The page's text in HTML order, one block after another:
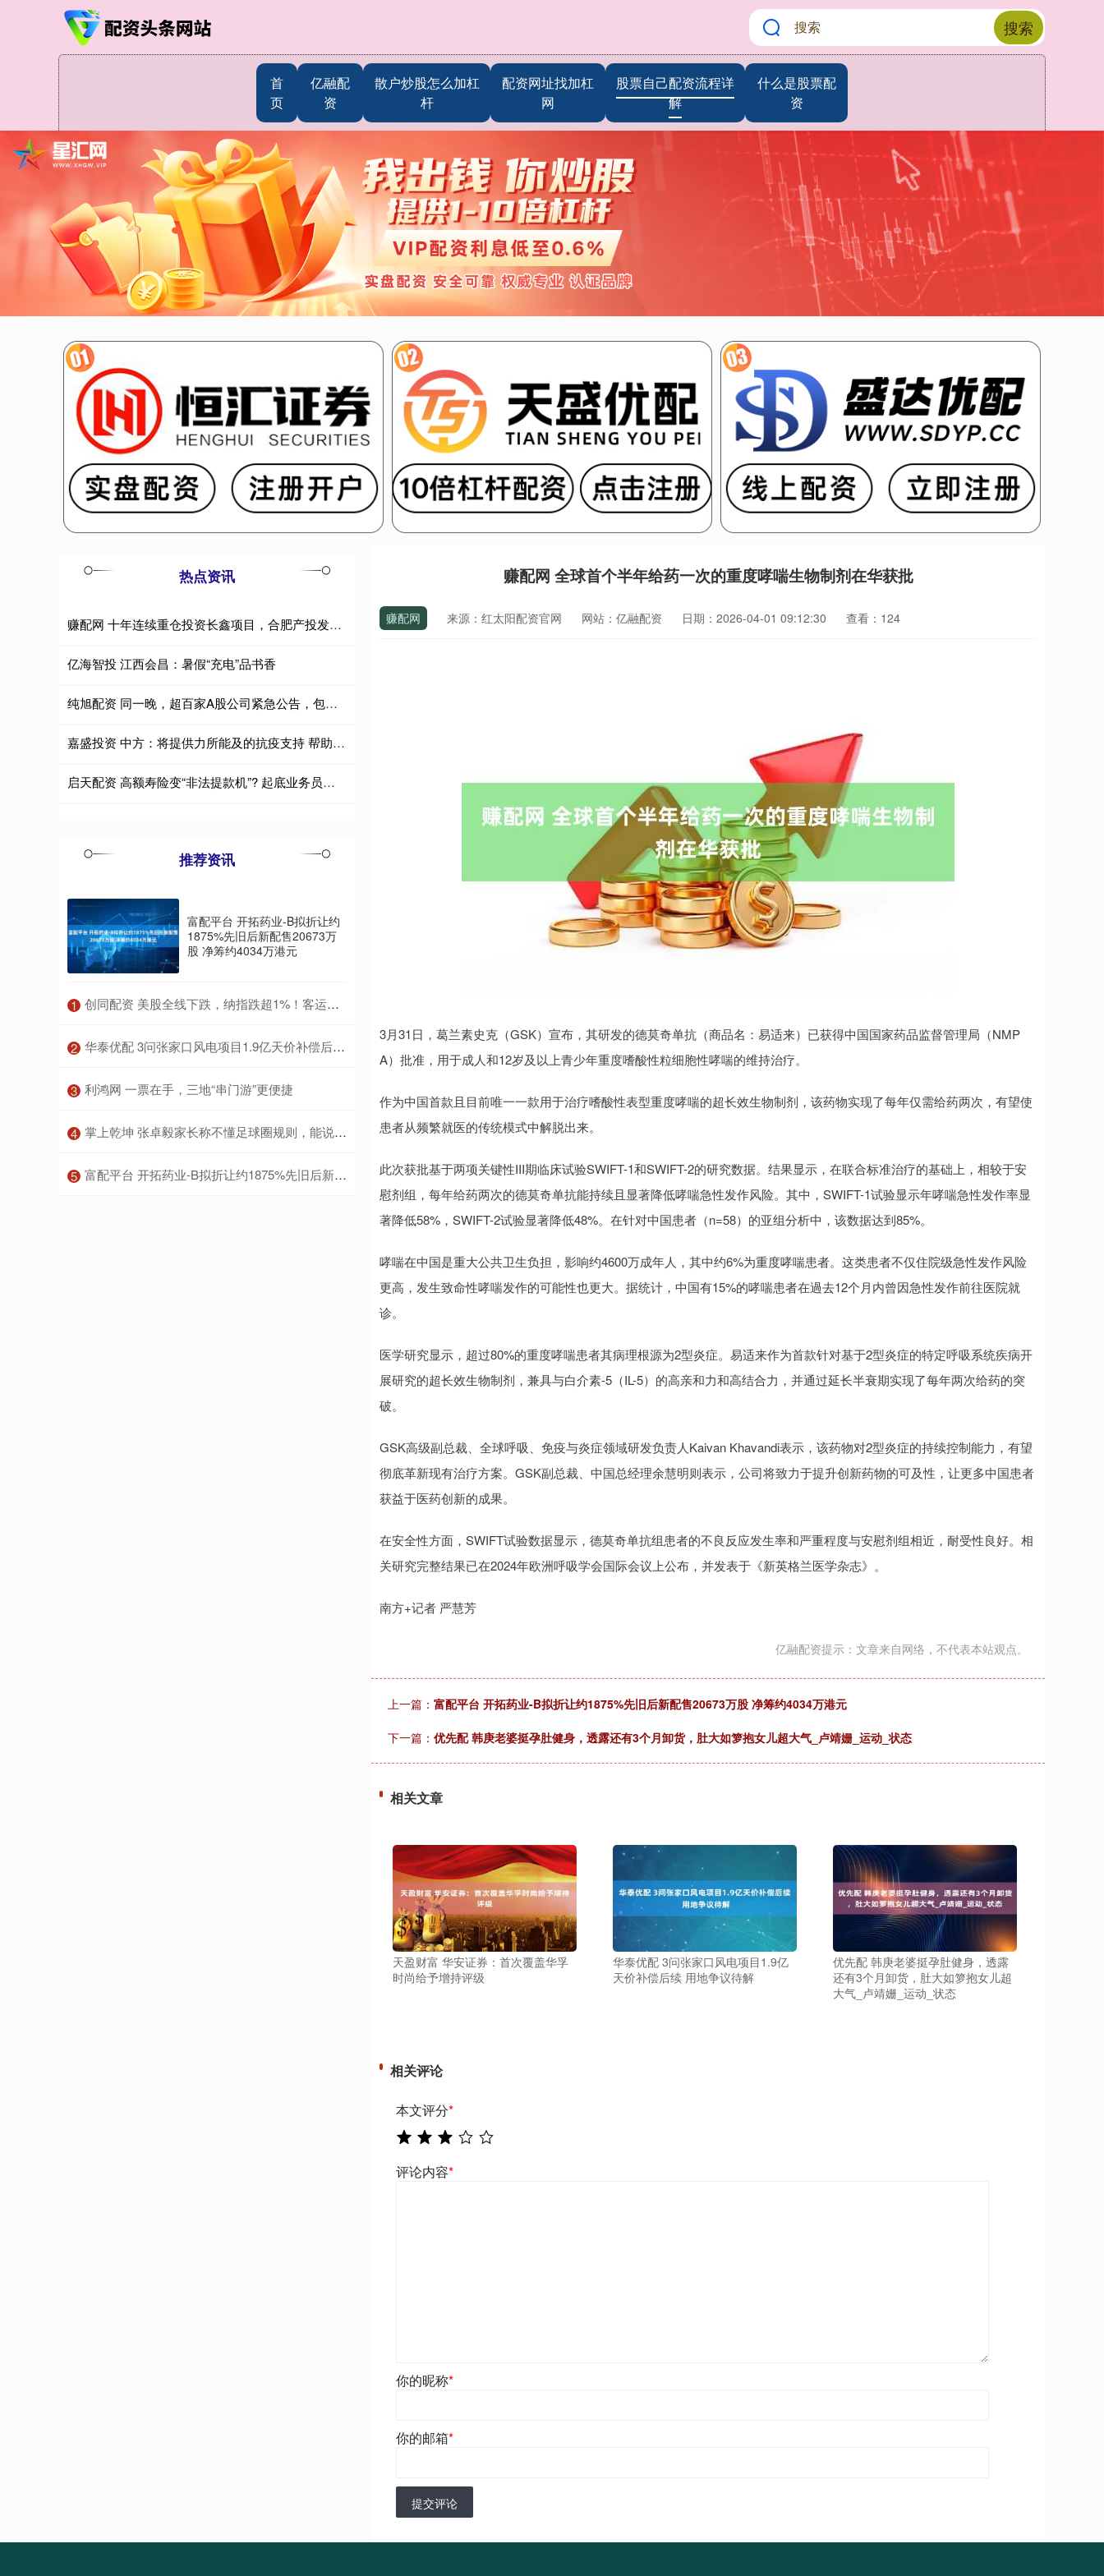
搜索
首
页
亿融配
资
散户炒股怎么加杠
杆
配资网址找加杠
网
股票自己配资流程详
解
什么是股票配
资
赚配网 全球首个半年给药一次的重度哮喘生物制剂在华获批
赚配网 来源：红太阳配资官网 网站：亿融配资 日期：2026-04-01 09:12:30 查看：124
3月31日，葛兰素史克（GSK）宣布，其研发的德莫奇单抗（商品名：易适来）已获得中国国家药品监督管理局（NMP
A）批准，用于成人和12岁及以上青少年重度嗜酸性粒细胞性哮喘的维持治疗。
作为中国首款且目前唯一一款用于治疗嗜酸性表型重度哮喘的超长效生物制剂，该药物实现了每年仅需给药两次，有望使
患者从频繁就医的传统模式中解脱出来。
此次获批基于两项关键性III期临床试验SWIFT-1和SWIFT-2的研究数据。结果显示，在联合标准治疗的基础上，相较于安
慰剂组，每年给药两次的德莫奇单抗能持续且显著降低哮喘急性发作风险。其中，SWIFT-1试验显示年哮喘急性发作率显
著降低58%，SWIFT-2试验显著降低48%。在针对中国患者（n=58）的亚组分析中，该数据达到85%。
哮喘在中国是重大公共卫生负担，影响约4600万成年人，其中约6%为重度哮喘患者。这类患者不仅住院级急性发作风险
更高，发生致命性哮喘发作的可能性也更大。据统计，中国有15%的哮喘患者在過去12个月内曾因急性发作前往医院就
诊。
医学研究显示，超过80%的重度哮喘患者其病理根源为2型炎症。易适来作为首款针对基于2型炎症的特定呼吸系统疾病开
展研究的超长效生物制剂，兼具与白介素-5（IL-5）的高亲和力和高结合力，并通过延长半衰期实现了每年两次给药的突
破。
GSK高级副总裁、全球呼吸、免疫与炎症领域研发负责人Kaivan Khavandi表示，该药物对2型炎症的持续控制能力，有望
彻底革新现有治疗方案。GSK副总裁、中国总经理余慧明则表示，公司将致力于提升创新药物的可及性，让更多中国患者
获益于医药创新的成果。
在安全性方面，SWIFT试验数据显示，德莫奇单抗组患者的不良反应发生率和严重程度与安慰剂组相近，耐受性良好。相
关研究完整结果已在2024年欧洲呼吸学会国际会议上公布，并发表于《新英格兰医学杂志》。
南方+记者 严慧芳
亿融配资提示：文章来自网络，不代表本站观点。
上一篇： 富配平台 开拓药业-B拟折让约1875%先旧后新配售20673万股 净筹约4034万港元
下一篇： 优先配 韩庚老婆挺孕肚健身，透露还有3个月卸货，肚大如箩抱女儿超大气_卢靖姗_运动_状态
相关文章
天盈财富 华安证券：首次覆盖华孚
时尚给予增持评级
华泰优配 3问张家口风电项目1.9亿
天价补偿后续 用地争议待解
优先配 韩庚老婆挺孕肚健身，透露
还有3个月卸货，肚大如箩抱女儿超
大气_卢靖姗_运动_状态
相关评论
本文评分*
评论内容*
你的昵称*
你的邮箱*
提交评论
热点资讯
赚配网 十年连续重仓投资长鑫项目，合肥产投发文祝贺长鑫科技上市
亿海智投 江西会昌：暑假“充电”品书香
纯旭配资 同一晚，超百家A股公司紧急公告，包含半导体、电子材料等热门赛道企业
嘉盛投资 中方：将提供力所能及的抗疫支持 帮助非洲早日战胜埃博拉疫情
启天配资 高额寿险变“非法提款机”? 起底业务员虚假保单骗局
推荐资讯
富配平台 开拓药业-B拟折让约
1875%先旧后新配售20673万
股 净筹约4034万港元
1 ​创同配资 美股全线下跌，纳指跌超1%！客运航空股领跌，国际油价大涨
2 ​华泰优配 3问张家口风电项目1.9亿天价补偿后续 用地争议待解
3 ​利鸿网 一票在手，三地“串门游”更便捷
4 ​掌上乾坤 张卓毅家长称不懂足球圈规则，能说服孙继海吗
5 ​富配平台 开拓药业-B拟折让约1875%先旧后新配售20673万股 净筹约4034万港元